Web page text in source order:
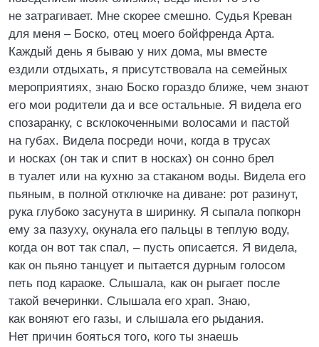
не затрагивает. Мне скорее смешно. Судья Креван
для меня – Боско, отец моего бойфренда Арта.
Каждый день я бываю у них дома, мы вместе
ездили отдыхать, я присутствовала на семейных
мероприятиях, знаю Боско гораздо ближе, чем знают
его мои родители да и все остальные. Я видела его
спозаранку, с всклокоченными волосами и пастой
на губах. Видела посреди ночи, когда в трусах
и носках (он так и спит в носках) он сонно брел
в туалет или на кухню за стаканом воды. Видела его
пьяным, в полной отключке на диване: рот разинут,
рука глубоко засунута в ширинку. Я сыпала попкорн
ему за пазуху, окунала его пальцы в теплую воду,
когда он вот так спал, – пусть описается. Я видела,
как он пьяно танцует и пытается дурным голосом
петь под караоке. Слышала, как он рыгает после
такой вечеринки. Слышала его храп. Знаю,
как воняют его газы, и слышала его рыдания.
Нет причин бояться того, кого ты знаешь